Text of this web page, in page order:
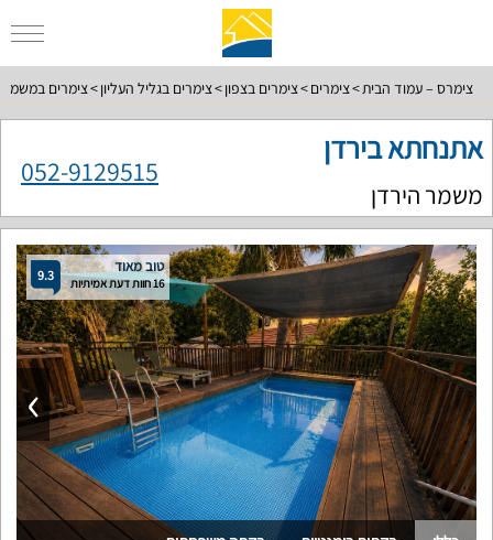
צימרס – עמוד הבית צימרים צימרים בצפון צימרים בגליל העליון צימרים במשמר
אתנחתא בירדן
משמר הירדן
052-9129515
›
9.3 טוב מאוד
16 חוות דעת אמיתיות